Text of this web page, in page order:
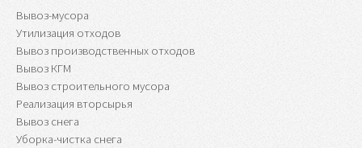
Вывоз-мусора
Утилизация отходов
Вывоз производственных отходов
Вывоз КГМ
Вывоз строительного мусора
Реализация вторсырья
Вывоз снега
Уборка-чистка снега